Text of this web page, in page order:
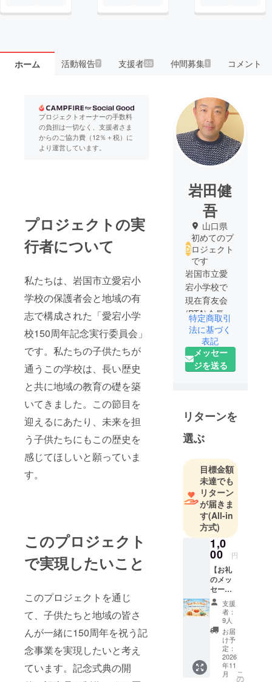
ホーム 活動報告7 支援者23 仲間募集 1 コメント
プロジェクトオーナーの手数料
の負担は一切なく、支援者さま
からのご協力費（12％＋税）に
より運営しています。
プロジェクトの実
行者について
私たちは、岩国市立愛宕小
学校の保護者会と地域の有
志で構成された「愛宕小学
校150周年記念実行委員会」
です。私たちの子供たちが
通うこの学校は、長い歴史
と共に地域の教育の礎を築
いてきました。この節目を
迎えるにあたり、未来を担
う子供たちにもこの歴史を
感じてほしいと願っていま
す。
このプロジェクト
で実現したいこと
このプロジェクトを通じ
て、子供たちと地域の皆さ
んが一緒に150周年を祝う記
念事業を実現したいと考え
ています。記念式典の開
岩田健
吾
山口県
初めてのプ
ロジェクト
です
岩国市立愛
宕小学校で
現在育友会
(PTA)会長を
させて頂い
ておりま
す。
子供達と節
と考えてお
りますの
で、ご支援
ご協力よろ
しくお願い
申し上げま
す！！
特定商取引
法に基づく
表記
メッセー
ジを送る
リターンを
選ぶ
目標金額
未達でも
リターン
が届きま
す(All-in
方式)
1,0
00 円
【お礼
のメッ
セー
ジ】 感
謝の気
持ちを
込め
て、お
礼の
メッ
セージ
をお送
支援
者：
9人
お届
け予
定：
2026
年11
月
こ
の